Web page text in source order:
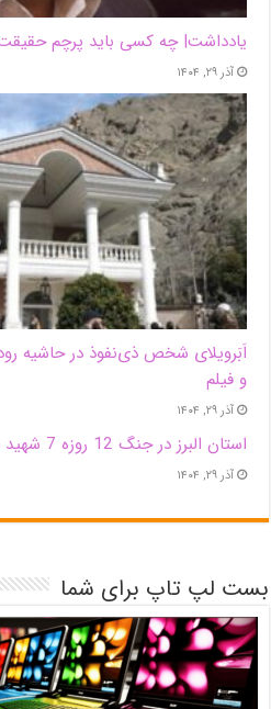
یادداشت| ‌چه کسی باید پرچم
آذر ۲۹, ۱۴۰۴
اَبَر‌ویلای شخص ذی‌نفوذ در حاشیه‌
و فیلم
آذر ۲۹, ۱۴۰۴
استان البرز در جنگ 12 روزه 7 شهید دانشجو تقدیم انقلاب کرد
آذر ۲۹, ۱۴۰۴
بست لپ تاپ برای شما